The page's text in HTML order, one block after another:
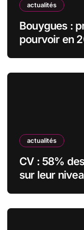
actualités
Bouygues :
pourvoir en
actualités
CV : 58%
sur leur